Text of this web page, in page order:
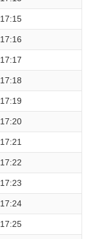
17:15
17:16
17:17
17:18
17:19
17:20
17:21
17:22
17:23
17:24
17:25